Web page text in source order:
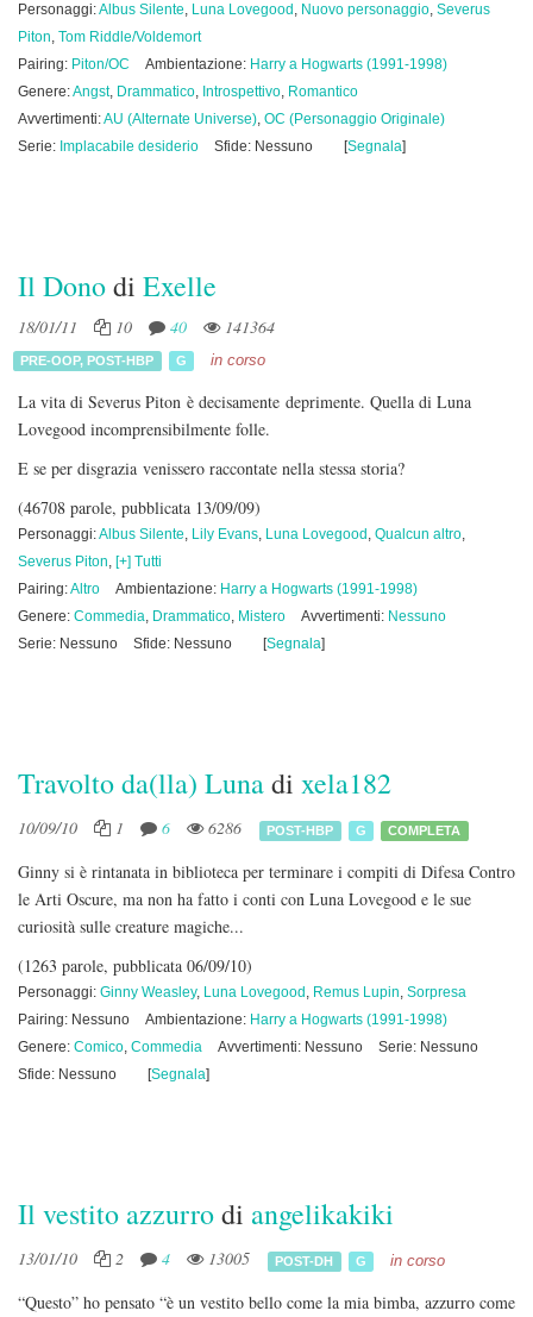
Personaggi:Albus Silente, Luna Lovegood , Nuovo personaggio, Severus
Piton, Tom Riddle/Voldemort
Pairing: Piton/OC Ambientazione: Harry a Hogwarts (1991-1998)
Genere:Angst, Drammatico, Introspettivo, Romantico
Avvertimenti:AU (Alternate Universe), OC (Personaggio Originale)
Serie: Implacabile desiderio Sfide: Nessuno [Segnala]
Il Donodi Exelle
18/01/11 10 40 141364
PRE-OOP,POST-HBP G in corso
La vita di Severus Piton è decisamente deprimente. Quella di Luna
Lovegood incomprensibilmente folle.
E se per disgrazia venissero raccontate nella stessa storia?
(46708 parole, pubblicata 13/09/09)
Personaggi:Albus Silente, Lily Evans, Luna Lovegood , Qualcun altro,
Severus Piton, [+] Tutti
Pairing:Altro Ambientazione: Harry a Hogwarts (1991-1998)
Genere: Commedia, Drammatico, Mistero Avvertimenti: Nessuno
Serie: Nessuno
Sfide: Nessuno [Segnala]
Travolto da(lla) Lunadi xela182
10/09/10 1 6 6286 POST-HBP G COMPLETA
Ginny si è rintanata in biblioteca per terminare i compiti di Difesa Contro
le Arti Oscure, ma non ha fatto i conti con Luna Lovegood e le sue
curiosità sulle creature magiche...
(1263 parole, pubblicata 06/09/10)
Personaggi: Ginny Weasley, Luna Lovegood , Remus Lupin, Sorpresa
Pairing: Nessuno
Ambientazione: Harry a Hogwarts (1991-1998)
Genere: Comico, Commedia Avvertimenti: Nessuno
Serie: Nessuno
Sfide: Nessuno
[Segnala]
Il vestito azzurrodi angelikakiki
13/01/10 2 4 13005 POST-DH G in corso
“Questo” ho pensato “è un vestito bello come la mia bimba, azzurro come